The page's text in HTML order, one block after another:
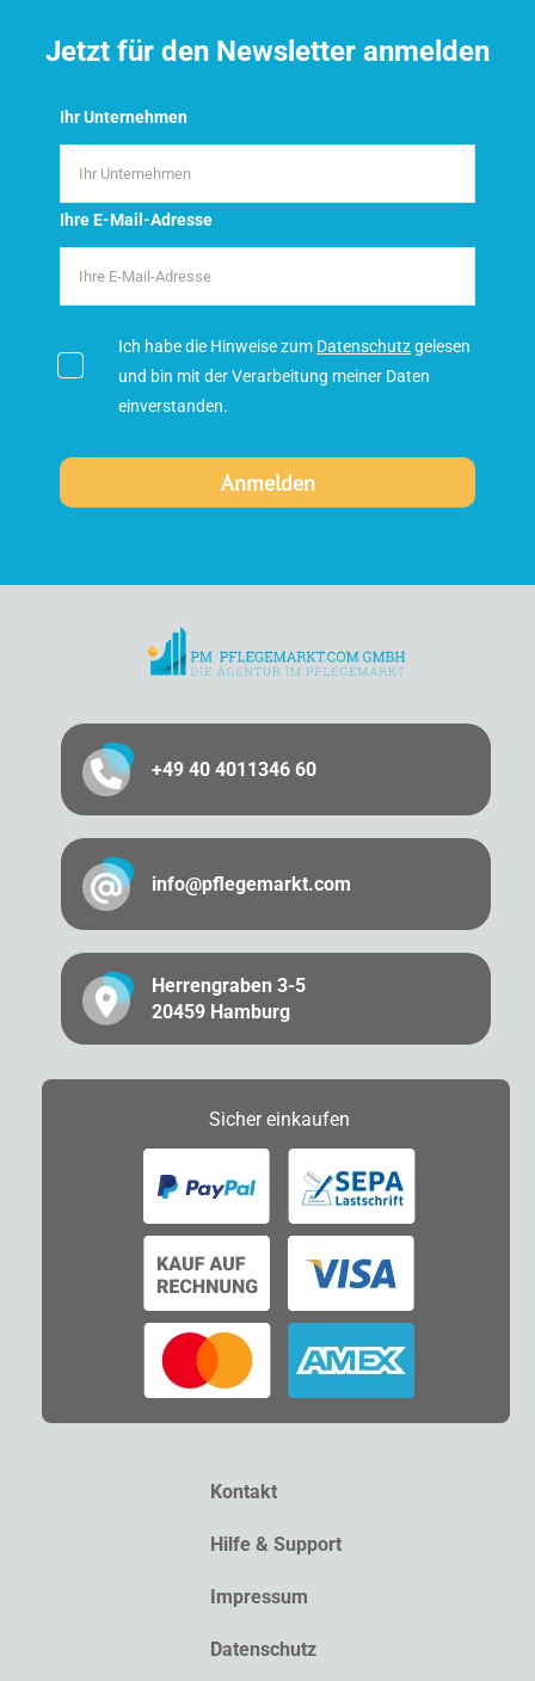
Jetzt für den Newsletter anmelden
Ihr Unternehmen
Ihre E-Mail-Adresse
Ich habe die Hinweise zum Datenschutzgelesen
und bin mit der Verarbeitung meiner Daten
einverstanden.
+49 40 4011346 60
info@pflegemarkt.com
Herrengraben 3-5
20459 Hamburg
Sichereinkaufen
Kontakt
Hilfe & Support
Impressum
Datenschutz